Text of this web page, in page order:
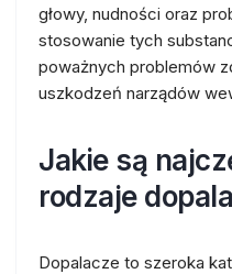
głowy, nudności oraz
stosowanie tych
poważnych problemów
uszkodzeń narządów
Jakie są
rodzaje
Dopalacze to szeroka